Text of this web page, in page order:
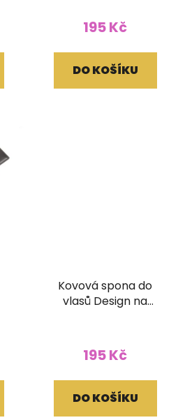
195 Kč
DO KOŠÍKU
Kovová spona do
vlasů Design na
195 Kč
DO KOŠÍKU